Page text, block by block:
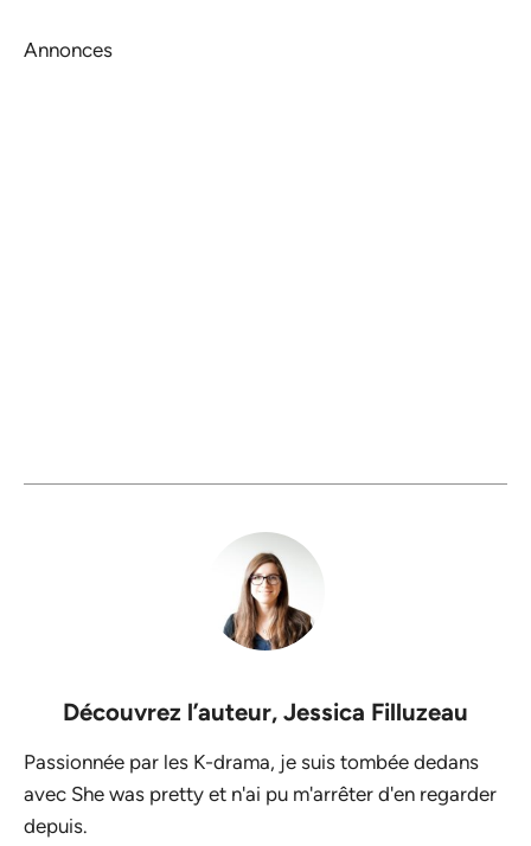
Annonces
Découvrez l’auteur, Jessica Filluzeau
Passionnée par les K-drama, je suis tombée dedans
avec She was pretty et n'ai pu m'arrêter d'en regarder
depuis.